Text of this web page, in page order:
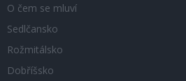
O čem se mluví
Sedlčansko
Rožmitálsko
Dobříšsko